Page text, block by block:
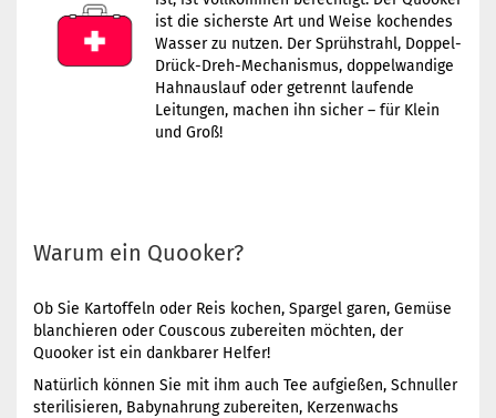
ist die sicherste Art und Weise kochendes
Wasser zu nutzen. Der Sprühstrahl, Doppel-
Drück-Dreh-Mechanismus, doppelwandige
Hahnauslauf oder getrennt laufende
Leitungen, machen ihn sicher – für Klein
und Groß!
Warum ein Quooker?
Ob Sie Kartoffeln oder Reis kochen, Spargel garen, Gemüse
blanchieren oder Couscous zubereiten möchten, der
Quooker ist ein dankbarer Helfer!
Natürlich können Sie mit ihm auch Tee aufgießen, Schnuller
sterilisieren, Babynahrung zubereiten, Kerzenwachs